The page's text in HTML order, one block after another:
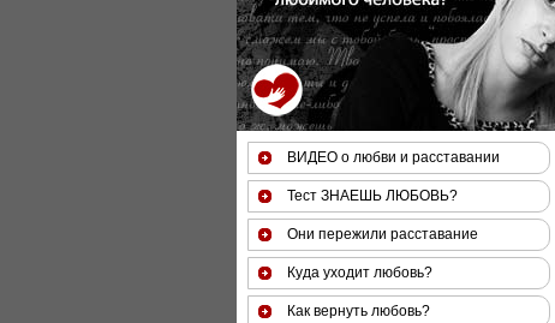
ВИДЕО о любви и расставании
Тест ЗНАЕШЬ ЛЮБОВЬ?
Они пережили расставание
Куда уходит любовь?
Как вернуть любовь?